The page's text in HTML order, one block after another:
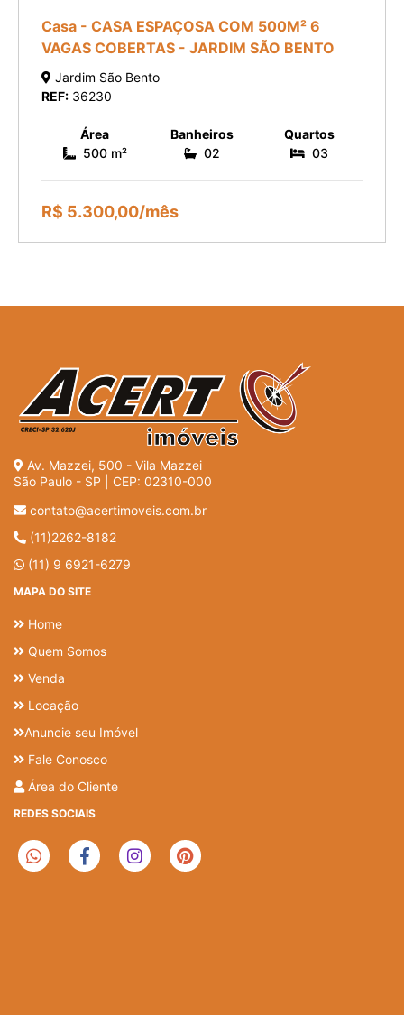
Casa - CASA ESPAÇOSA COM 500M² 6
VAGAS COBERTAS - JARDIM SÃO BENTO
Jardim São Bento
REF: 36230
Área
500 m²
Banheiros
02
Quartos
03
R$ 5.300,00/mês
Av. Mazzei, 500 - Vila Mazzei
São Paulo - SP | CEP: 02310-000
contato@acertimoveis.com.br
(11)2262-8182
(11) 9 6921-6279
MAPA DO SITE
Home
Quem Somos
Venda
Locação
Anuncie seu Imóvel
Fale Conosco
Área do Cliente
REDES SOCIAIS